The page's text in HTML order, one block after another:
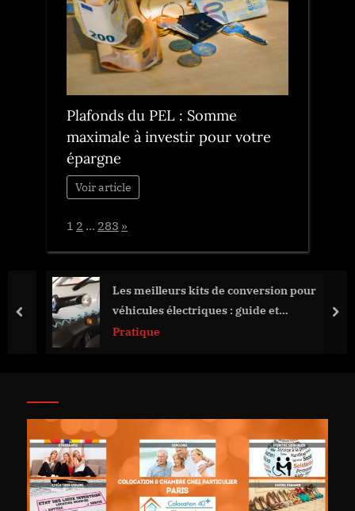
Plafonds du PEL : Somme
maximale à investir pour votre
épargne
Voir article
Page:
1 2 … 283 Next
»
Les meilleurs kits de conversion pour
véhicules électriques : guide et
recommandations
Pratique
prev